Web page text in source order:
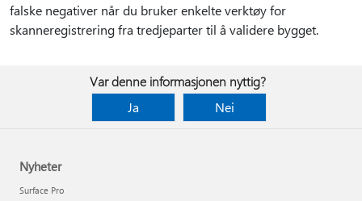
falske negativer når du bruker enkelte verktøy for
skanneregistrering fra tredjeparter til å validere bygget.
Var denne informasjonen nyttig?
Ja
Nei
Nyheter
Surface Pro